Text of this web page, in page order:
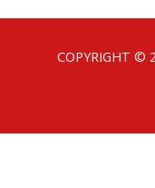
COPYRIGHT ©